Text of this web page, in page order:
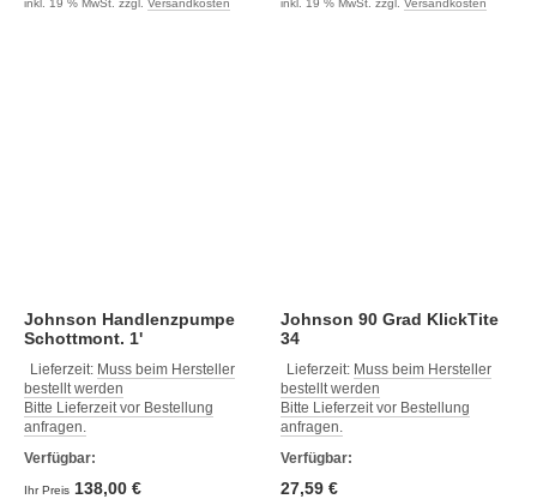
inkl. 19 % MwSt. zzgl. Versandkosten inkl. 19 % MwSt. zzgl. Versandkosten
Johnson Handlenzpumpe
Schottmont. 1'
Lieferzeit: Muss beim Hersteller
bestellt werden
Bitte Lieferzeit vor Bestellung
anfragen.
Verfügbar:
Ihr Preis 138,00 €
Johnson 90 Grad KlickTite
34
Lieferzeit: Muss beim Hersteller
bestellt werden
Bitte Lieferzeit vor Bestellung
anfragen.
Verfügbar:
27,59 €